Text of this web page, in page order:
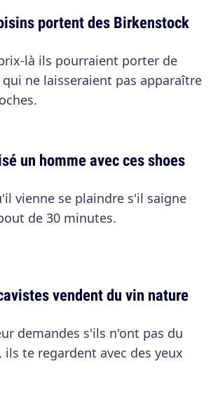
portent des Birkenstock
là ils pourraient porter de
ne laisseraient pas apparaître
un homme avec ces shoes
vienne se plaindre s'il saigne
de 30 minutes.
vendent du vin nature
demandes s'ils n'ont pas du
ils te regardent avec des yeux